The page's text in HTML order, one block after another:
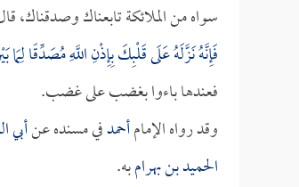
سواه من الملائكة تابعناك وصدقناك،
فَإِنَّهُ نَزَّلَهُ عَلَى قَلْبِكَ بِإِذْنِ اللَّهِ مُصَدِّقًا
فعندها باءوا بغضب على غضب.
وقد رواه الإمامأحمدفي مسنده عنأبي
الحميد بن بهرامبه.